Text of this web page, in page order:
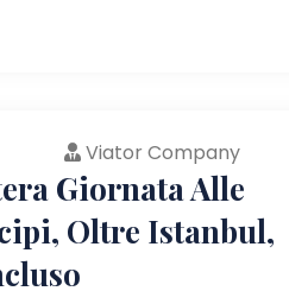
Viator Company
Giornata Alle
Oltre Istanbul,